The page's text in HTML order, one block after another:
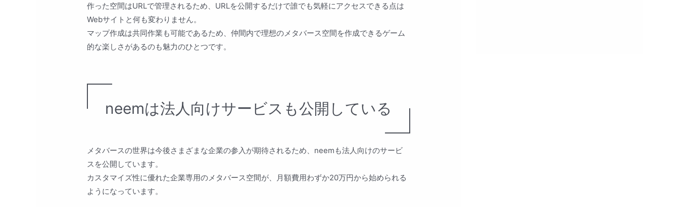
作った空間はURLで管理されるため、URLを公開するだけで誰でも気軽にアクセスできる点は
Webサイトと何も変わりません。
マップ作成は共同作業も可能であるため、仲間内で理想のメタバース空間を作成できるゲーム
的な楽しさがあるのも魅力のひとつです。
neemは法人向けサービスも公開している
メタバースの世界は今後さまざまな企業の参入が期待されるため、neemも法人向けのサービ
スを公開しています。
カスタマイズ性に優れた企業専用のメタバース空間が、月額費用わずか20万円から始められる
ようになっています。